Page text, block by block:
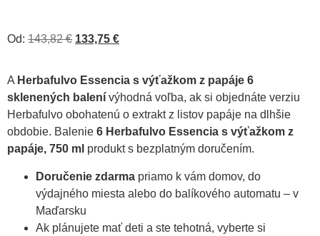
Od: 143,82€ 133,75 €
A Herbafulvo Essencia s výťažkom z papáje 6
sklenených balení výhodná voľba, ak si objednáte verziu
Herbafulvo obohatenú o extrakt z listov papáje na dlhšie
obdobie. Balenie 6 Herbafulvo Essencia s výťažkom z
papáje, 750 ml produkt s bezplatným doručením.
Doručenie zdarma priamo k vám domov, do
výdajného miesta alebo do balíkového automatu – v
Maďarsku
Ak plánujete mať deti a ste tehotná, vyberte si